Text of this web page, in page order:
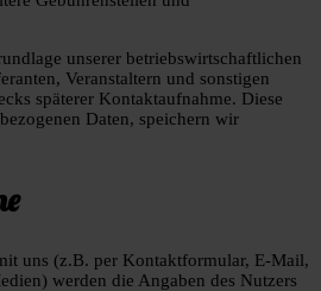
unserer betriebswirtschaftlichen
Veranstaltern und sonstigen
späterer Kontaktaufnahme. Diese
Daten, speichern wir
uns (z.B. per Kontaktformular, E-Mail,
werden die Angaben des Nutzers